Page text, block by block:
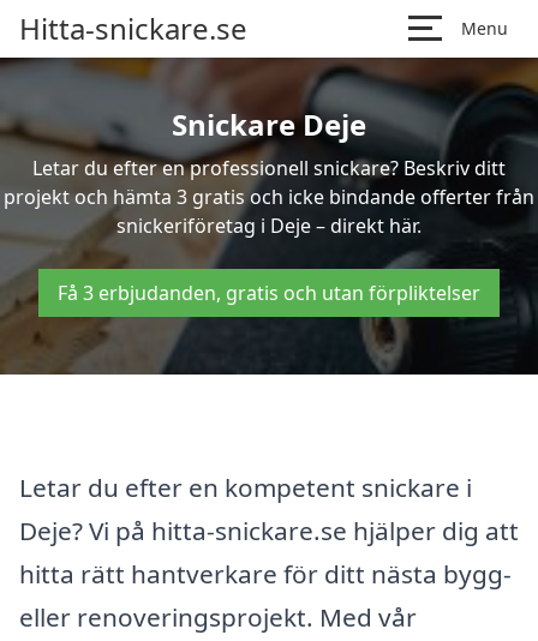
Hitta-snickare.se Menu
Snickare Deje
Letar du efter en professionell snickare? Beskriv ditt
projekt och hämta 3 gratis och icke bindande offerter från
snickeriföretag i Deje – direkt här.
Få 3 erbjudanden, gratis och utan förpliktelser
Letar du efter en kompetent snickare i
Deje? Vi på hitta-snickare.se hjälper dig att
hitta rätt hantverkare för ditt nästa bygg-
eller renoveringsprojekt. Med vår